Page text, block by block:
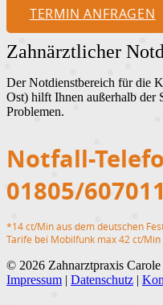
TERMIN ANFRAGEN
Zahnärztlicher
Der Notdienstbereich für die
Ost) hilft Ihnen außerhalb der
Problemen.
Notfall-
01805/
*14 ct/Min aus dem deutschen
Tarife bei Mobilfunk max 42 ct/Min
© 2026 Zahnarztpraxis
Impressum | Datenschutz |